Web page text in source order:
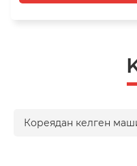
Кореядан келген